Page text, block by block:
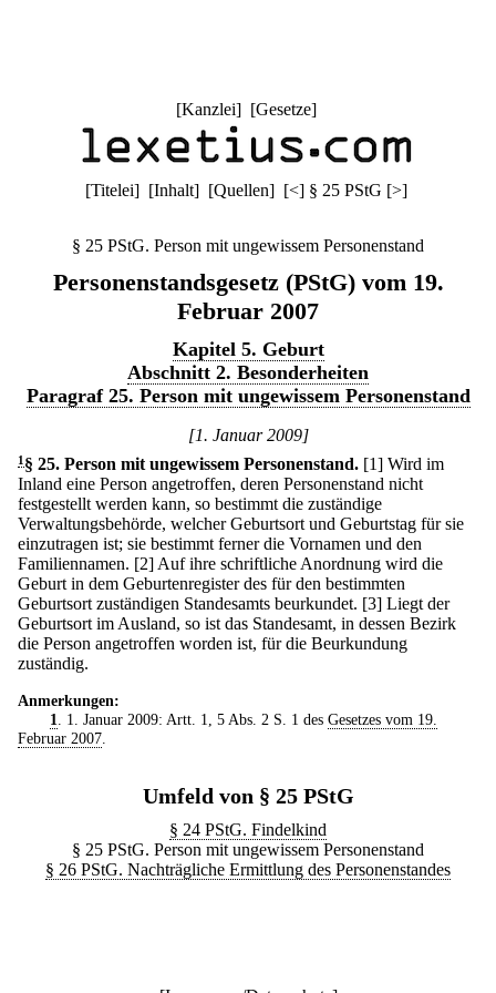
[Kanzlei] [Gesetze]
[Titelei] [Inhalt] [Quellen] [<] § 25 PStG [>]
§ 25 PStG. Person mit ungewissem Personenstand
Personenstandsgesetz (PStG) vom 19.
Februar 2007
Kapitel 5. Geburt
Abschnitt 2. Besonderheiten
Paragraf 25. Person mit ungewissem Personenstand
[1. Januar 2009]
1 § 25. Person mit ungewissem Personenstand. [1] Wird im
Inland eine Person angetroffen, deren Personenstand nicht
festgestellt werden kann, so bestimmt die zuständige
Verwaltungsbehörde, welcher Geburtsort und Geburtstag für sie
einzutragen ist; sie bestimmt ferner die Vornamen und den
Familiennamen. [2] Auf ihre schriftliche Anordnung wird die
Geburt in dem Geburtenregister des für den bestimmten
Geburtsort zuständigen Standesamts beurkundet. [3] Liegt der
Geburtsort im Ausland, so ist das Standesamt, in dessen Bezirk
die Person angetroffen worden ist, für die Beurkundung
zuständig.
Anmerkungen:
1
. 1. Januar 2009: Artt. 1, 5 Abs. 2 S. 1 des Gesetzes vom 19.
Februar 2007
Umfeld von § 25 PStG
§ 24 PStG. Findelkind
§ 25 PStG. Person mit ungewissem Personenstand
§ 26 PStG. Nachträgliche Ermittlung des Personenstandes